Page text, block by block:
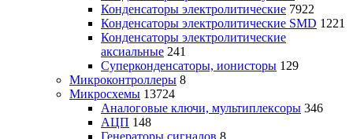
Конденсаторы электролитические 7922
Конденсаторы электролитические SMD 1221
Конденсаторы электролитические
аксиальные 241
Суперконденсаторы, ионисторы 129
Микроконтроллеры 8
Микросхемы 13724
Аналоговые ключи, мультиплексоры 346
АЦП 148
Генераторы сигналов 8